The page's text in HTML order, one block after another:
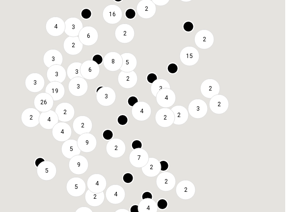
4
2
2
2
5
2
3
2
7
4
4
2
2
4
2
2
2
2
2
15
3
2
3
3
5
4
26
19
4 3
2
3
3
5
2
3
9
2
5
4
9
2
6
4
6
3
8
16